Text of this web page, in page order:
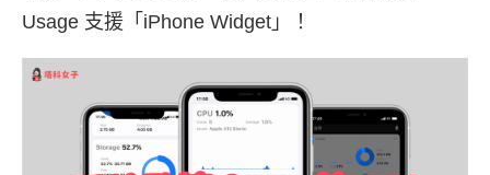
Usage 支援「iPhone Widget」！